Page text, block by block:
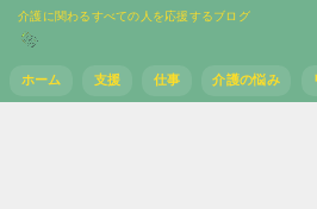
介護に関わるすべての人を応援するブログ
ホーム 支援 仕事 介護の悩み